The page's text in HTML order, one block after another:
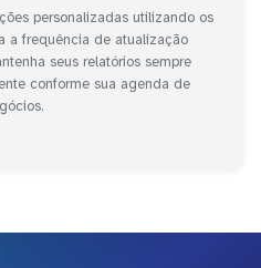
personalizadas utilizando os
a frequência de atualização
seus relatórios sempre
conforme sua agenda de